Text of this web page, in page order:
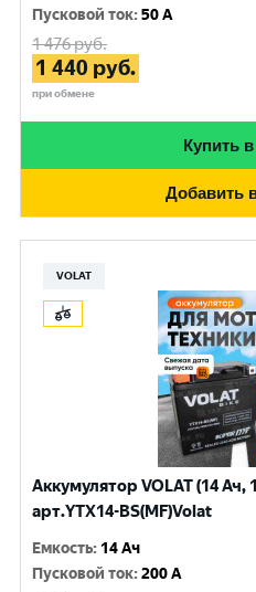
Пусковой ток:50 A
1 476руб.
1 440 руб.
при обмене
Купить
Добавить
VOLAT
Аккумулятор VOLAT (14 Ач,
арт.YTX14-BS(MF)Volat
Емкость: 14 Ач
Пусковой ток:200 A